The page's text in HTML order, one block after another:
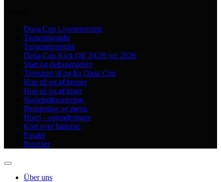
Dana Cup Livestreaming
Turneringsinfo
Turneringsregler
Dana Cup Kick Off 19-20 juli 2026
Start og deltagergebyr
Transport til og fra Dana Cup
Hop på og af busser
Hop på og af toget
Skoleindkvartering
Bespisning og menu
Hotel - opgraderinger
Kort over banerne
Finaler
Præmier
Über uns